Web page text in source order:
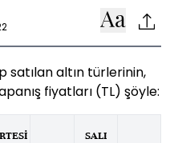
satılan altın türlerinin,
fiyatları (TL) şöyle:
SALI